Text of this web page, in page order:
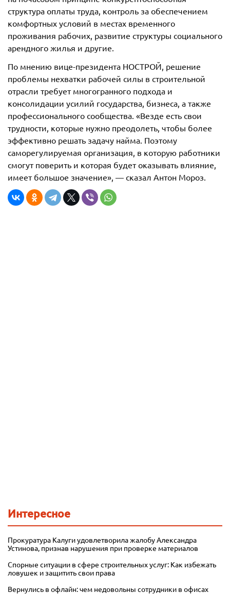
структура оплаты труда, контроль за обеспечением
комфортных условий в местах временного
проживания рабочих, развитие структуры социального
арендного жилья и другие.
По мнению вице-президента НОСТРОЙ, решение
проблемы нехватки рабочей силы в строительной
отрасли требует многогранного подхода и
консолидации усилий государства, бизнеса, а также
профессионального сообщества. «Везде есть свои
трудности, которые нужно преодолеть, чтобы более
эффективно решать задачу найма. Поэтому
саморегулируемая организация, в которую работники
смогут поверить и которая будет оказывать влияние,
имеет большое значение», — сказал Антон Мороз.
Интересное
Прокуратура Калуги удовлетворила жалобу Александра
Устинова, признав нарушения при проверке материалов
Спорные ситуации в сфере строительных услуг: Как избежать
ловушек и защитить свои права
Вернулись в офлайн: чем недовольны сотрудники в офисах